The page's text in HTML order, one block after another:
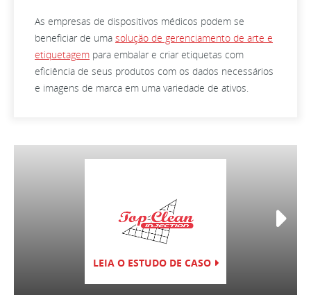
As empresas de dispositivos médicos podem se
beneficiar de uma solução de gerenciamento de arte e
etiquetagem para embalar e criar etiquetas com
eficiência de seus produtos com os dados necessários
e imagens de marca em uma variedade de ativos.
LEIA O ESTUDO DE CASO